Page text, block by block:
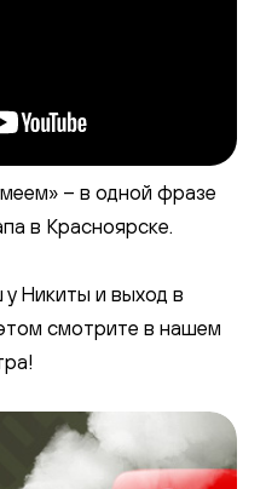
– в одной фразе
в Красноярске.
Никиты и выход в
смотрите в нашем